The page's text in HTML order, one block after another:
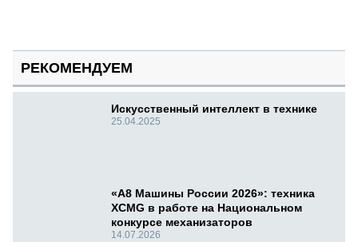
РЕКОМЕНДУЕМ
Искусственный интеллект в технике
25.04.2025
«А8 Машины России 2026»: техника
XCMG в работе на Национальном
конкурсе механизаторов
14.07.2026